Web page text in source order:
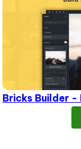
Bricks Builder -